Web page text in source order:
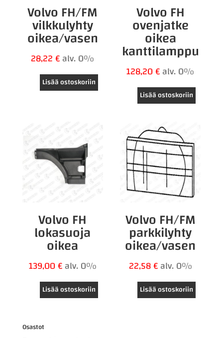
Volvo FH/FM
vilkkulyhty
oikea/vasen
28,22€alv. 0%
Lisää ostoskoriin
Volvo FH
ovenjatke
oikea
kanttilamppu
128,20€alv. 0%
Lisää ostoskoriin
Volvo FH
lokasuoja
oikea
139,00€alv. 0%
Lisää ostoskoriin
Volvo FH/FM
parkkilyhty
oikea/vasen
22,58€alv. 0%
Lisää ostoskoriin
Osastot